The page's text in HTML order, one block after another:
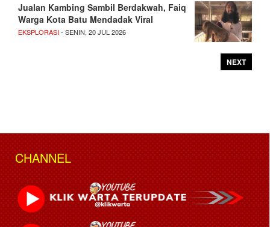
Jualan Kambing Sambil Berdakwah, Faiq
Warga Kota Batu Mendadak Viral
EKSPLORASI- SENIN, 20 JUL 2026
NEXT
CHANNEL